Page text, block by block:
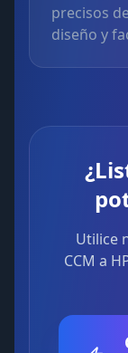
precisos
diseño y
Utilice
CCM a